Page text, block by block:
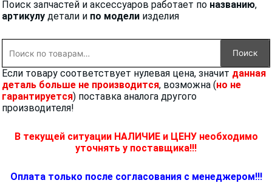
Поиск запчастей и аксессуаров работает по названию,
артикулу детали и по модели изделия
Поиск
Если товару соответствует нулевая цена, значит данная
деталь больше не производится, возможна (но не
гарантируется) поставка аналога другого
производителя!
В текущей ситуации НАЛИЧИЕ и ЦЕНУ необходимо
уточнять у поставщика!!!
Оплата только после согласования с менеджером!!!